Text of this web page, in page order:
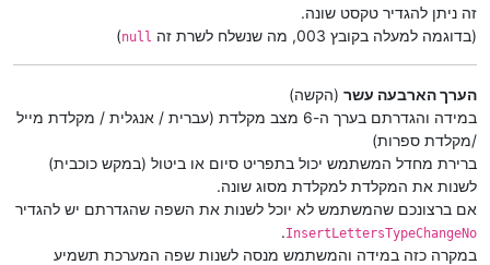
זה ניתן להגדיר טקסט שונה.
(בדוגמה למעלה בקובץ 003, מה שנשלח לשרת זה
null
)
הערך הארבעה עשר (הקשה)
במידה והגדרתם בערך ה-6 מצב מקלדת (עברית / אנגלית / מקלדת מייל
/מקלדת ספרות)
ברירת מחדל המשתמש יכול בתפריט סיום או ביטול (במקש כוכבית)
לשנות את המקלדת למקלדת מסוג שונה.
אם ברצונכם שהמשתמש לא יוכל לשנות את השפה שהגדרתם יש להגדיר
InsertLettersTypeChangeNo
.
במקרה כזה במידה והמשתמש מנסה לשנות שפה המערכת תשמיע